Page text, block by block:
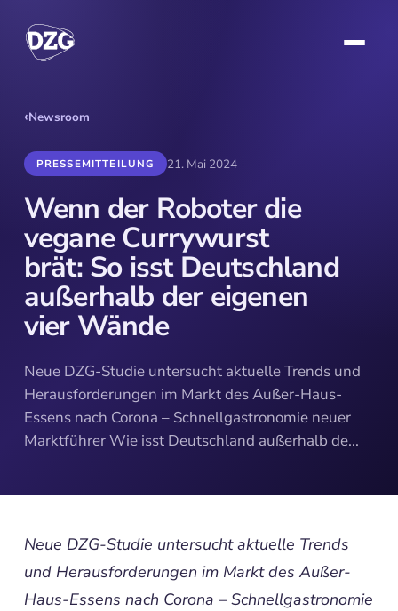
‹Newsroom
PRESSEMITTEILUNG 21. Mai 2024
Wenn der Roboter die
vegane Currywurst
brät: So isst Deutschland
außerhalb der eigenen
vier Wände
Neue DZG-Studie untersucht aktuelle Trends und
Herausforderungen im Markt des Außer-Haus-
Essens nach Corona – Schnellgastronomie neuer
Marktführer Wie isst Deutschland außerhalb de...
Neue DZG-Studie untersucht aktuelle Trends
und Herausforderungen im Markt des Außer-
Haus-Essens nach Corona – Schnellgastronomie